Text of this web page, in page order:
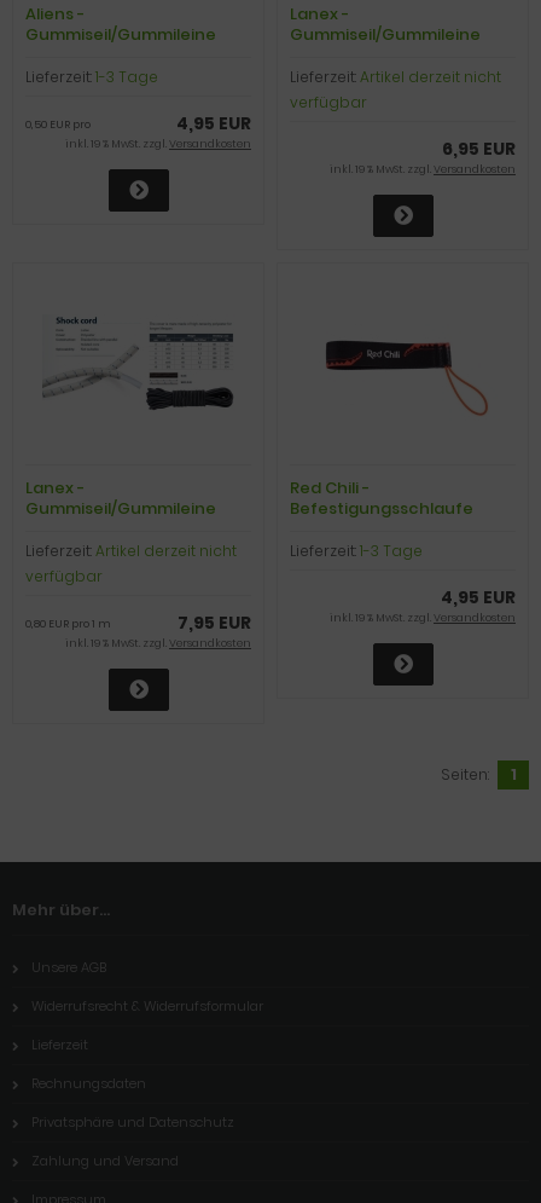
Aliens -
Gummiseil/Gummileine
schwarz
Lieferzeit:1-3 Tage
4,95 EUR
0,50 EUR pro
inkl. 19 % MwSt. zzgl.Versandkosten
Lanex -
Gummiseil/Gummileine
m, schwarz
Lieferzeit:Artikel derzeit nicht
verfügbar
6,95 EUR
inkl. 19 % MwSt. zzgl.Versandkosten
Lanex -
Gummiseil/Gummileine
m, schwarz
Lieferzeit:Artikel derzeit nicht
verfügbar
7,95 EUR
0,80 EUR pro 1 m
inkl. 19 % MwSt. zzgl.Versandkosten
Red Chili -
Befestigungsschlaufe
black/red, Paarpreis
Lieferzeit:1-3 Tage
4,95 EUR
inkl. 19 % MwSt. zzgl.Versandkosten
Seiten: 1
Mehr über...
Unsere AGB
Widerrufsrecht & Widerrufsformular
Lieferzeit
Rechnungsdaten
Privatsphäre und Datenschutz
Zahlung und Versand
Impressum